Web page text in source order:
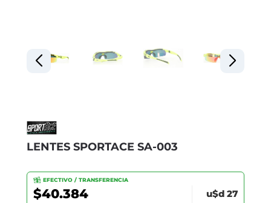
LENTES SPORTACE SA-003
EFECTIVO / TRANSFERENCIA
$40.384 u$d 27